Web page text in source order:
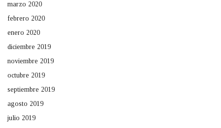
marzo 2020
febrero 2020
enero 2020
diciembre 2019
noviembre 2019
octubre 2019
septiembre 2019
agosto 2019
julio 2019